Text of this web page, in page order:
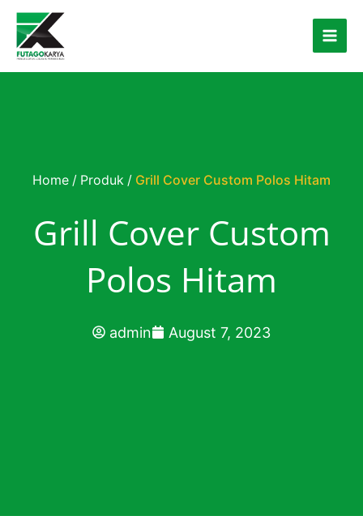
Skip to content
Home / Produk / Grill Cover Custom Polos Hitam
Grill Cover Custom
Polos Hitam
admin August 7, 2023